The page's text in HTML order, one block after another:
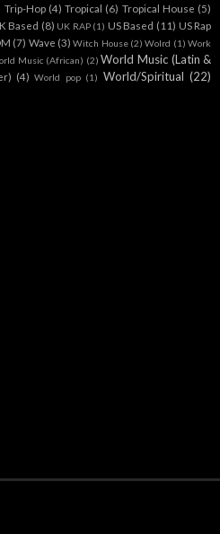
Trip-Hop (4) Tropical (6) Tropical House (5)
Based (8) UK RAP (1) US Based (11) US Rap
(7) Wave (3) Witch House (2) Wolrd (1) Work
Music (African) (2) World Music (Latin &
(4) World pop (1) World/Spiritual (22)